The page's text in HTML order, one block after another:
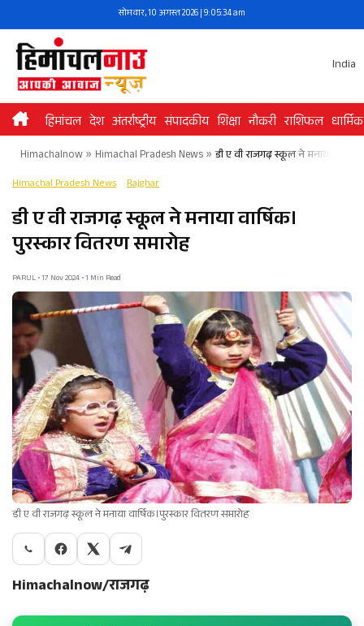
to
content
सोमवार, 10 अगस्त 2026 | 9:05:34 am
India
हिमांचल देश अंतर्राष्ट्रीय संपादकीय शिक्षा नौकरी राशिफल धार्मिक
Himachalnow» Himachal Pradesh News» डी ए वी राजगढ़ स्कूल ने मनाया
Himachal Pradesh News Rajghar
डी ए वी राजगढ़ स्कूल ने मनाया वार्षिक।
पुरस्कार वितरण समारोह
PARUL • 17 Nov 2024 • 1 Min Read
डी ए वी राजगढ़ स्कूल ने मनाया वार्षिक।पुरस्कार वितरण समारोह
Himachalnow/राजगढ़